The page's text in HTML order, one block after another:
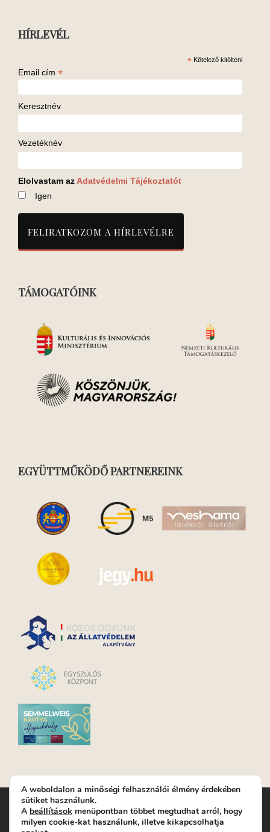
HÍRLEVÉL
* Kötelező kitölteni
Email cím *
Keresztnév
Vezetéknév
Elolvastam az Adatvédelmi Tájékoztatót
Igen
TÁMOGATÓINK
EGYÜTTMŰKÖDŐ PARTNEREINK
Turay Ida Színház Közhasznú Nonprofit Kft. | Működési
helyszín: Turay Ida Színház 1089 Budapest, Kálvária tér 6. |
Levelezési cím: 1089 Budapest, Kálvária tér 14. | Titkárság:
A weboldalon a minőségi felhasználói élmény érdekében
sütiket használunk.
A beállítások menüpontban többet megtudhat arról, hogy
milyen cookie-kat használunk, illetve kikapcsolhatja